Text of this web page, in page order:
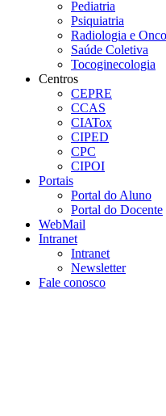
Pediatria
Psiquiatria
Radiologia e
Saúde Coletiva
Tocoginecologia
Centros
CEPRE
CCAS
CIATox
CIPED
CPC
CIPOI
Portais
Portal do Aluno
Portal do Docente
WebMail
Intranet
Intranet
Newsletter
Fale conosco